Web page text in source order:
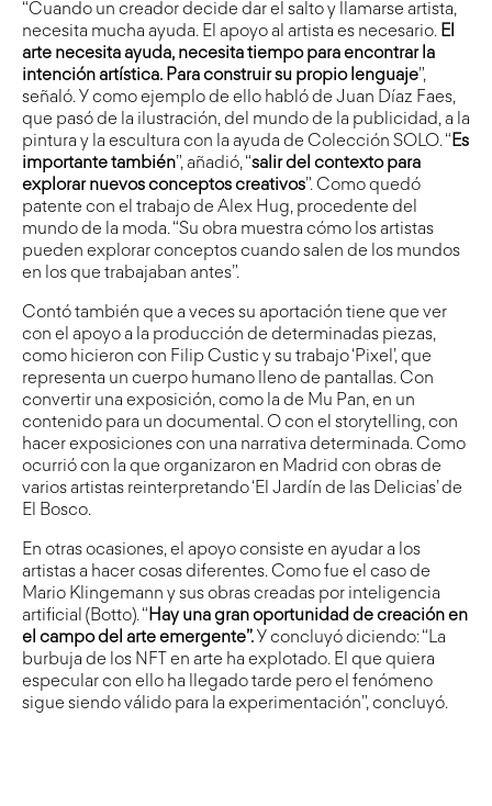
“Cuando un creador decide dar el salto y llamarse artista,
necesita mucha ayuda. El apoyo al artista es necesario. El
arte necesita ayuda, necesita tiempo para encontrar la
intención artística. Para construir su propio lenguaje”,
señaló. Y como ejemplo de ello habló de Juan Díaz Faes,
que pasó de la ilustración, del mundo de la publicidad, a la
pintura y la escultura con la ayuda de Colección SOLO. “ Es
importante también”, añadió, “salir del contexto para
explorar nuevos conceptos creativos”. Como quedó
patente con el trabajo de Alex Hug, procedente del
mundo de la moda. “Su obra muestra cómo los artistas
pueden explorar conceptos cuando salen de los mundos
en los que trabajaban antes”.
Contó también que a veces su aportación tiene que ver
con el apoyo a la producción de determinadas piezas,
como hicieron con Filip Custic y su trabajo ‘Pixel’, que
representa un cuerpo humano lleno de pantallas. Con
convertir una exposición, como la de Mu Pan, en un
contenido para un documental. O con el storytelling, con
hacer exposiciones con una narrativa determinada. Como
ocurrió con la que organizaron en Madrid con obras de
varios artistas reinterpretando ‘El Jardín de las Delicias’ de
El Bosco.
En otras ocasiones, el apoyo consiste en ayudar a los
artistas a hacer cosas diferentes. Como fue el caso de
Mario Klingemann y sus obras creadas por inteligencia
artificial (Botto). “ Hay una gran oportunidad de creación en
el campo del arte emergente”. Y concluyó diciendo: “La
burbuja de los NFT en arte ha explotado. El que quiera
especular con ello ha llegado tarde pero el fenómeno
sigue siendo válido para la experimentación”, concluyó.